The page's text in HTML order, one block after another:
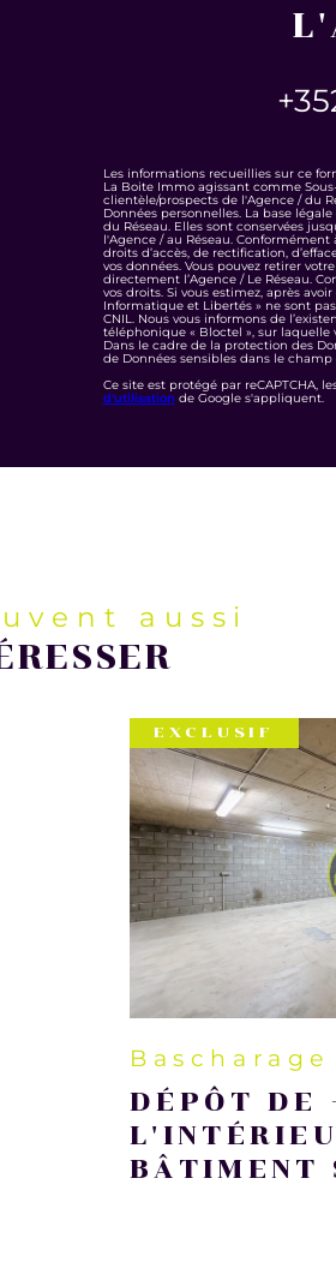
Les informations recueillies sur ce
La Boite Immo agissant comme
clientèle/prospects de l'Agence / du
Données personnelles. La base
du Réseau. Elles sont conservées
l'Agence / au Réseau.
droits d’accès, de rectification,
vos données. Vous pouvez retirer
directement l’Agence / Le Réseau.
vos droits. Si vous estimez, après
Informatique et Libertés » ne sont
CNIL. Nous vous informons de
téléphonique « Bloctel », sur laquelle
Dans le cadre de la protection des
de Données sensibles dans le champ
Ce site est protégé par reCAPTCHA,
d'utilisation de Google s'appliquent.
aussi
EXCLUSIF
DÉPÔT DE
BÂTIMENT